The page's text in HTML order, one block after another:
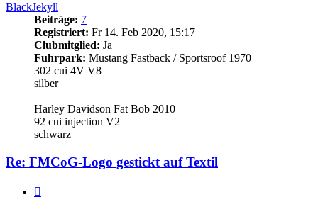
BlackJekyll
Beiträge: 7
Registriert: Fr 14. Feb 2020, 15:17
Clubmitglied: Ja
Fuhrpark: Mustang Fastback / Sportsroof 1970
302 cui 4V V8
silber
Harley Davidson Fat Bob 2010
92 cui injection V2
schwarz
Re: FMCoG-Logo gestickt auf Textil